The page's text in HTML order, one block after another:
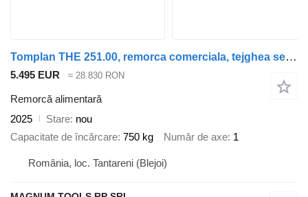
Tomplan THE 251.00, remorca comerciala, tejghea servire
5.495 EUR ≈ 28.830 RON
Remorcă alimentară
2025
Stare nou
Capacitate de încărcare 750 kg Număr de axe 1
România, loc. Tantareni (Blejoi)